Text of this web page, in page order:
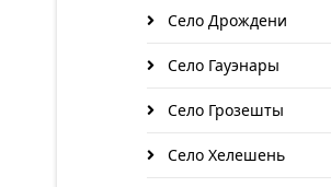
Село Дрождени
Село Гауэнары
Село Грозешты
Село Хелешень